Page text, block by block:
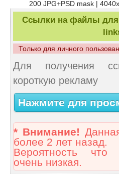
200 JPG+PSD mask |
Ссылки на файлы для
Только для личного
Для получения
короткую рекламу
Нажмите для
* Внимание!
более 2 лет назад.
Вероятность что
очень низкая.